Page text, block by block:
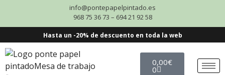
info@pontepapelpintado.es
968 75 36 73 – 694 21 92 58
Hasta un -20% de descuento en toda la web
0,00€
0